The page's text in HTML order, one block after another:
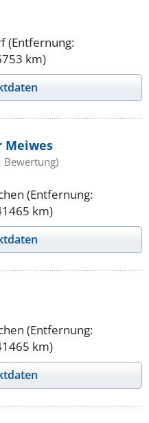
(Entfernung:
km)
Meiwes
Bewertung)
(Entfernung:
km)
(Entfernung:
km)